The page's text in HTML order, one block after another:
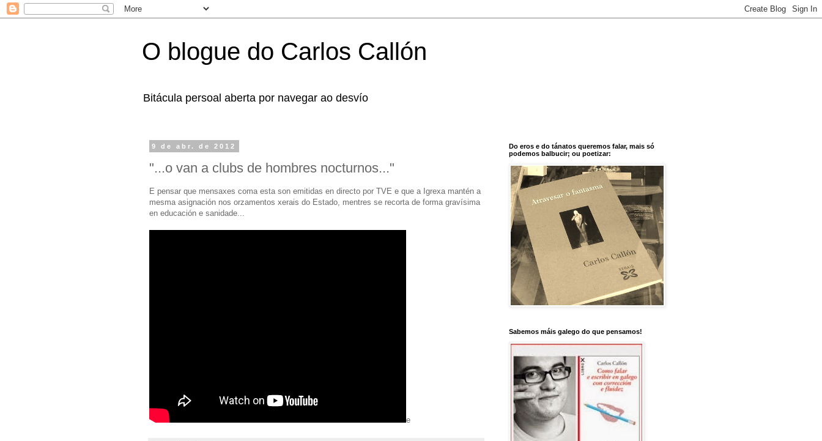
O blogue do Carlos Callón
Bitácula persoal aberta por navegar ao desvío
9 de abr. de 2012
"...o van a clubs de hombres nocturnos..."
E pensar que mensaxes coma esta son emitidas en directo por TVE e que a Igrexa mantén a
mesma asignación nos orzamentos xerais do Estado, mentres se recorta de forma gravísima
en educación e sanidade...
e
Do eros e do tánatos queremos falar, mais só
podemos balbucir; ou poetizar:
Sabemos máis galego do que pensamos!